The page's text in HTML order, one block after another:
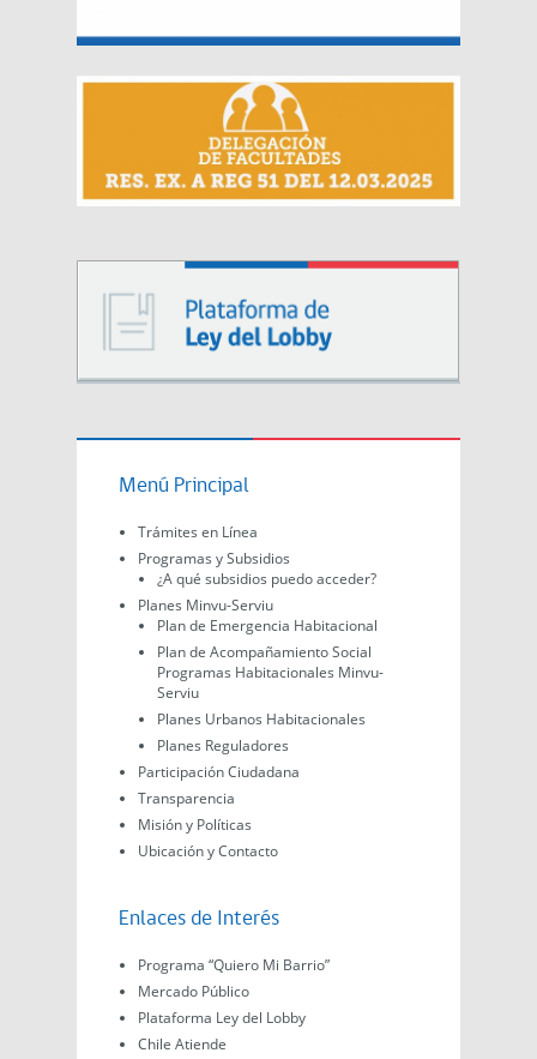
Menú Principal
Trámites en Línea
Programas y Subsidios
¿A qué subsidios puedo acceder?
Planes Minvu-Serviu
Plan de Emergencia Habitacional
Plan de Acompañamiento Social
Programas Habitacionales Minvu-
Serviu
Planes Urbanos Habitacionales
Planes Reguladores
Participación Ciudadana
Transparencia
Misión y Políticas
Ubicación y Contacto
Enlaces de Interés
Programa “Quiero Mi Barrio”
Mercado Público
Plataforma Ley del Lobby
Chile Atiende